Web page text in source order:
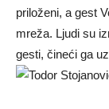
priloženi, a gest
mreža. Ljudi su
gesti, čineći ga